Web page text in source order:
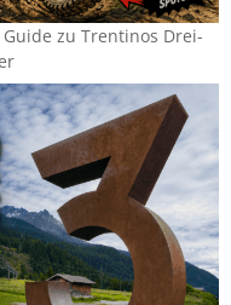
zu Trentinos Drei-